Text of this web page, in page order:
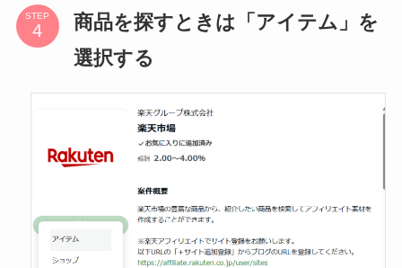
STEP
商品を探すときは「アイテム」を
選択する